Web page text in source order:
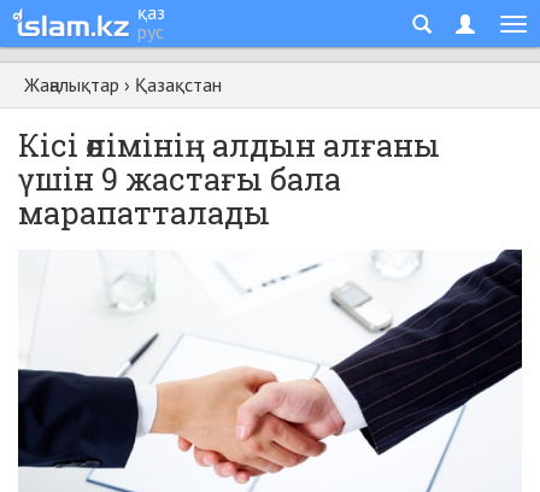
қаз
рус
Жаңалықтар › Қазақстан
Кісі өлімінің алдын алғаны
үшін 9 жастағы бала
марапатталады